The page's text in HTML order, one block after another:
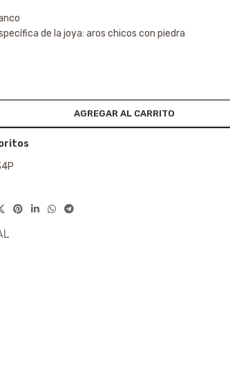
de la joya: aros chicos con piedra
AGREGAR AL CARRITO